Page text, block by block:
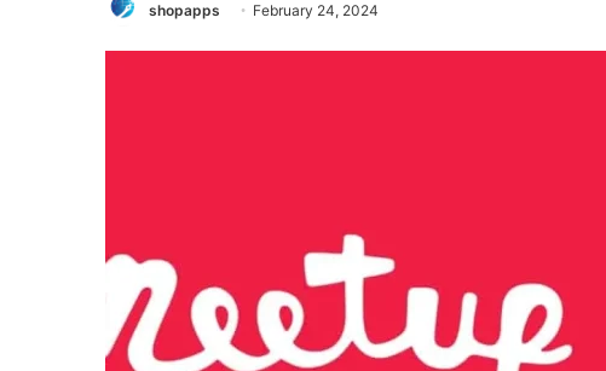
shopapps February 24, 2024